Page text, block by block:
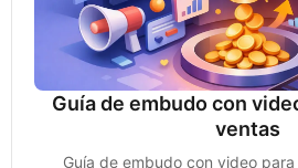
Guía de embudo con
ventas
Guía de embudo con video